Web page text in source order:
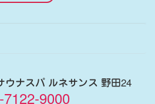
ウナスパ ルネサンス 野田24
7122-9000